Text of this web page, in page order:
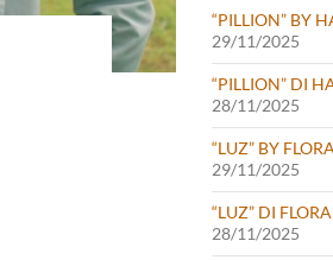
“PILLION” BY
29/11/2025
“PILLION” DI
28/11/2025
“LUZ” BY
29/11/2025
“LUZ” DI
28/11/2025